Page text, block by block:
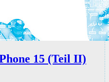
15 (Teil II)